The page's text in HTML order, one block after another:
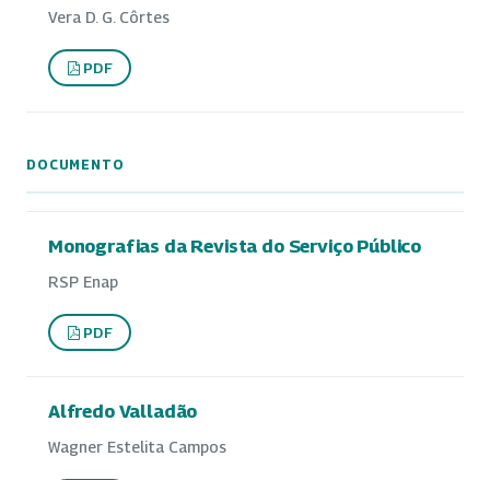
Vera D. G. Côrtes
PDF
DOCUMENTO
Monografias da Revista do Serviço Público
RSP Enap
PDF
Alfredo Valladão
Wagner Estelita Campos